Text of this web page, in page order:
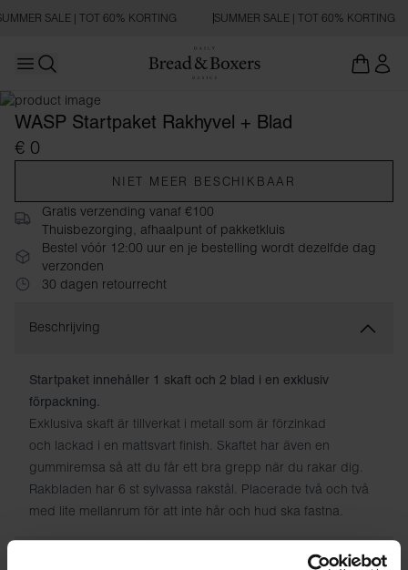
SALE | TOT 60% KORTING SUMMER SALE | TOT 60% KORTING
Open main menu
WASP Startpaket Rakhyvel + Blad
€ 0
NIET MEER BESCHIKBAAR
Gratis verzending vanaf €100
Thuisbezorging, afhaalpunt of pakketkluis
Bestel vóór 12:00 uur en je bestelling wordt dezelfde dag
verzonden
30 dagen retourrecht
Beschrijving
Startpaket innehåller 1 skaft och 2 blad i en exklusiv
förpackning.
Exklusiva skaft är tillverkat i metall som är förzinkad
och lackad i en mattsvart finish. Skaftet har även en
gummiremsa så att du får ett bra grepp när du rakar dig.
Rakbladen har 6 st sylvassa rakstål. Placerade två och två
med lite mellanrum för att inte hår och hud ska fastna.